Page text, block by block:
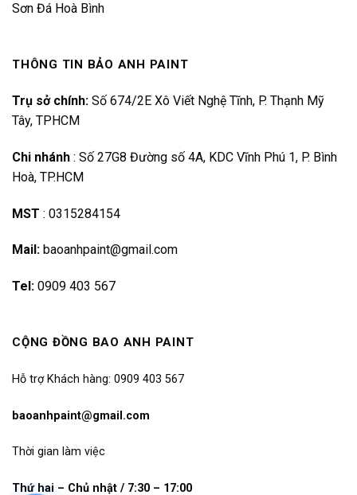
Sơn Đá Hoà Bình
THÔNG TIN BẢO ANH PAINT
Trụ sở chính: Số 674/2E Xô Viết Nghệ Tĩnh, P. Thạnh Mỹ
Tây, TPHCM
Chi nhánh : Số 27G8 Đường số 4A, KDC Vĩnh Phú 1, P. Bình
Hoà, TP.HCM
MST : 0315284154
Mail: baoanhpaint@gmail.com
Tel: 0909 403 567
CỘNG ĐỒNG BAO ANH PAINT
Hỗ trợ Khách hàng: 0909 403 567
baoanhpaint@gmail.com
Thời gian làm việc
Thứ hai – Chủ nhật / 7:30 – 17:00